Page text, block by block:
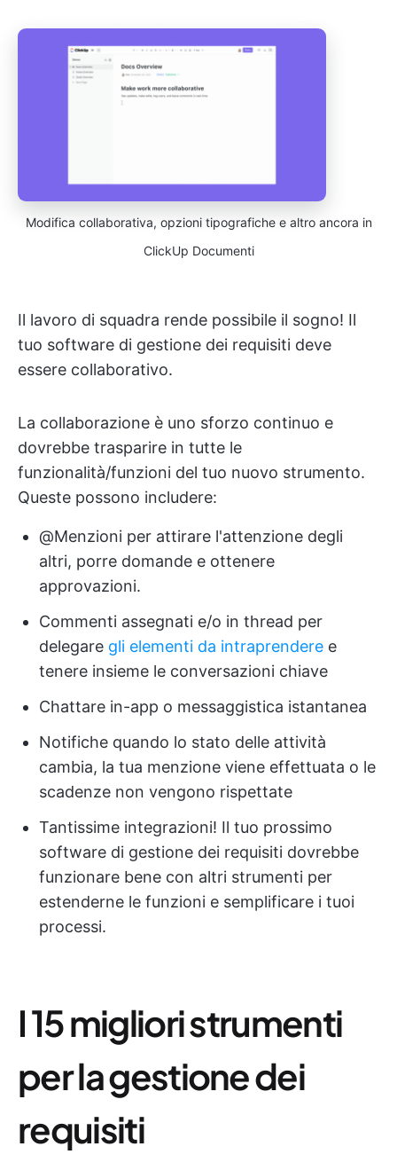
Modifica collaborativa, opzioni tipografiche e altro ancora in
ClickUp Documenti
Il lavoro di squadra rende possibile il sogno! Il
tuo software di gestione dei requisiti deve
essere collaborativo.
La collaborazione è uno sforzo continuo e
dovrebbe trasparire in tutte le
funzionalità/funzioni del tuo nuovo strumento.
Queste possono includere:
@Menzioni per attirare l'attenzione degli
altri, porre domande e ottenere
approvazioni.
Commenti assegnati e/o in thread per
delegare gli elementi da intraprendere e
tenere insieme le conversazioni chiave
Chattare in-app o messaggistica istantanea
Notifiche quando lo stato delle attività
cambia, la tua menzione viene effettuata o le
scadenze non vengono rispettate
Tantissime integrazioni! Il tuo prossimo
software di gestione dei requisiti dovrebbe
funzionare bene con altri strumenti per
estenderne le funzioni e semplificare i tuoi
processi.
I 15 migliori strumenti
per la gestione dei
requisiti